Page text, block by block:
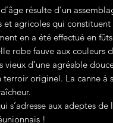
résulte d’un
et agricoles qui
en a été effectué en
robe fauve aux couleurs
vieux d’une agréable
terroir originel. La canne à
s’adresse aux adeptes
!